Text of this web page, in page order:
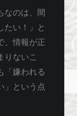
なのは、間
たい！」と
、情報が正
りないこ
「嫌われる
」という点